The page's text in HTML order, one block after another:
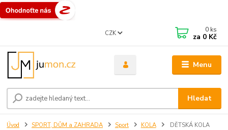
Menu
CZK
Hledat
0 ks
za 0 Kč
Úvod SPORT, DŮM a ZAHRADA Sport KOLA DĚTSKÁ KOLA